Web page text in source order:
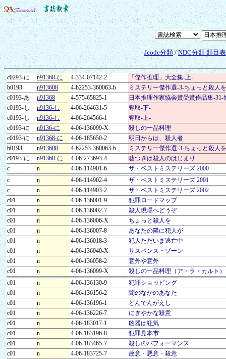
Jcode分類/NDC分類 類目
c0293-に n91368-に 4-334-07142-2
「傑作推理」大全集-上-
b0193
n913608 4-b2253-360063-b
ミステリー傑作選-3-ちょっと殺人を
c0193-あ
n91368 4-575-65825-1
日本推理作家協会賞受賞作品集-31-
c0193-し
n9136-し 4-06-264631-5
奪取-下-
c0193-し
n9136-し 4-06-264566-1
奪取-上-
c0193-に
n9136-に 4-06-136099-X
殺しの一品料理
c0193-に
n91368-に 4-06-185650-2
明日からは、殺人者
b0193
n913608 4-b2253-360063-b
ミステリー傑作選-3-ちょっと殺人を
c0193-に
n91368-に 4-06-273693-4
嘘つきは殺人のはじまり
c
n 4-06-114901-6
ザ・ベストミステリーズ 2000
c
n 4-06-114902-4
ザ・ベストミステリーズ 2001
c
n 4-06-114903-2
ザ・ベストミステリーズ 2002
c01
n 4-06-136001-9
犯罪ロードマップ
c01
n 4-06-136002-7
殺人現場へどうぞ
c01
n 4-06-136006-X
ちょっと殺人を
c01
n 4-06-136007-8
あなたの隣に犯人が
c01
n 4-06-136018-3
犯人ただいま逃亡中
c01
n 4-06-136040-X
サスペンス・ゾーン
c01
n 4-06-136058-2
意外や意外
c01
n 4-06-136099-X
殺しの一品料理（ア・ラ・カルト）
c01
n 4-06-136130-9
犯罪ショッピング
c01
n 4-06-136156-2
闇のなかのあなた
c01
n 4-06-136196-1
どんでんがえし
c01
n 4-06-136226-7
にぎやかな殺意
c01
n 4-06-183017-1
凶器は狂気
c01
n 4-06-183196-8
犯罪見本市
c01
n 4-06-183465-7
殺しのパフォーマンス
c01
n 4-06-183725-7
故意・悪意・殺意